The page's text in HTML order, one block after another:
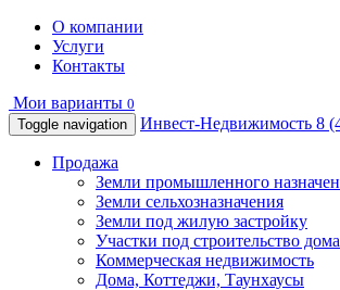
О компании
Услуги
Контакты
Мои варианты 0
Toggle navigation
Инвест-Недвижимость 8
Продажа
Земли промышленного
Земли сельхозназначения
Земли под жилую застройку
Участки под строительство дома
Коммерческая недвижимость
Дома, Коттеджи, Таунхаусы